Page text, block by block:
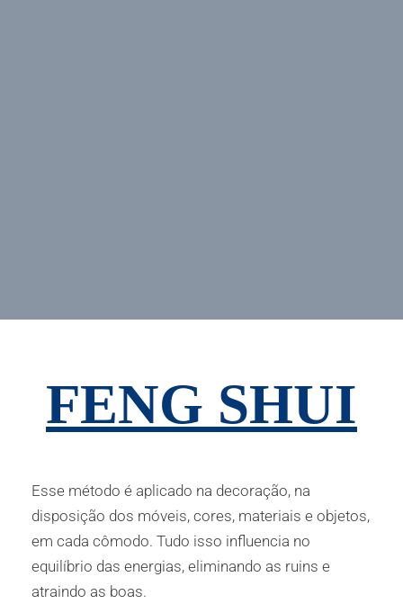
FENG SHUI
Esse método é aplicado na decoração, na
disposição dos móveis, cores, materiais e objetos,
em cada cômodo. Tudo isso influencia no
equilíbrio das energias, eliminando as ruins e
atraindo as boas.